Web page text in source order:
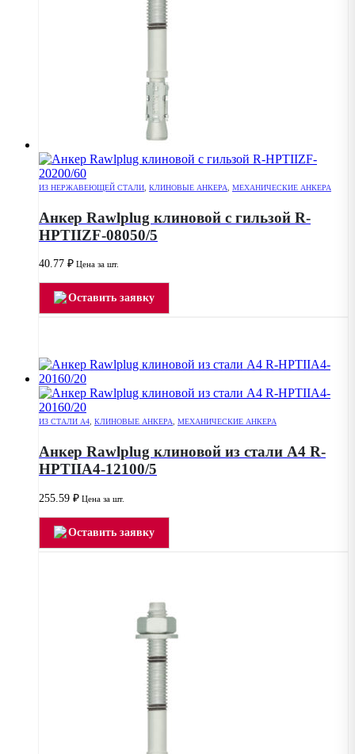
ИЗ НЕРЖАВЕЮЩЕЙ СТАЛИ КЛИНОВЫЕ АНКЕРА МЕХАНИЧЕСКИЕ АНКЕРА
Анкер Rawlplug клиновой с гильзой R-
HPTIIZF-08050/5
40.77 ₽ Цена за шт.
Оставить заявку
ИЗ СТАЛИ А4, КЛИНОВЫЕ АНКЕРА, МЕХАНИЧЕСКИЕ АНКЕРА
Анкер Rawlplug клиновой из стали А4 R-
HPTIIA4-12100/5
255.59 ₽ Цена за шт.
Оставить заявку